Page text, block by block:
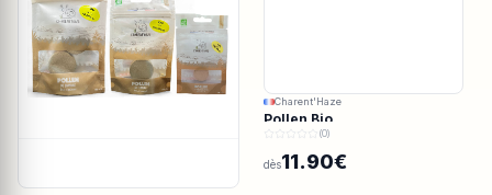
Charent'Haze
Pollen Bio
(0)
dès11.90€